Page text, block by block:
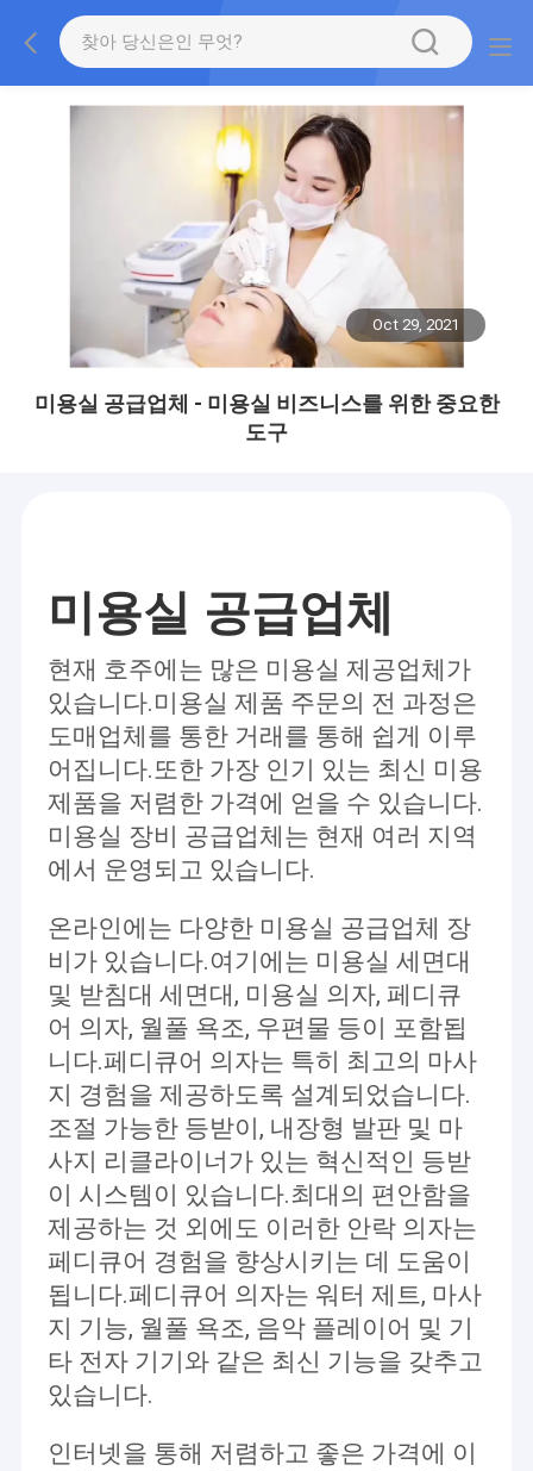
Oct 29, 2021
미용실 공급업체 - 미용실 비즈니스를 위한 중요한
도구
미용실 공급업체
현재 호주에는 많은 미용실 제공업체가
있습니다.미용실 제품 주문의 전 과정은
도매업체를 통한 거래를 통해 쉽게 이루
어집니다.또한 가장 인기 있는 최신 미용
제품을 저렴한 가격에 얻을 수 있습니다.
미용실 장비 공급업체는 현재 여러 지역
에서 운영되고 있습니다.
온라인에는 다양한 미용실 공급업체 장
비가 있습니다.여기에는 미용실 세면대
및 받침대 세면대, 미용실 의자, 페디큐
어 의자, 월풀 욕조, 우편물 등이 포함됩
니다.페디큐어 의자는 특히 최고의 마사
지 경험을 제공하도록 설계되었습니다.
조절 가능한 등받이, 내장형 발판 및 마
사지 리클라이너가 있는 혁신적인 등받
이 시스템이 있습니다.최대의 편안함을
제공하는 것 외에도 이러한 안락 의자는
페디큐어 경험을 향상시키는 데 도움이
됩니다.페디큐어 의자는 워터 제트, 마사
지 기능, 월풀 욕조, 음악 플레이어 및 기
타 전자 기기와 같은 최신 기능을 갖추고
있습니다.
인터넷을 통해 저렴하고 좋은 가격에 이